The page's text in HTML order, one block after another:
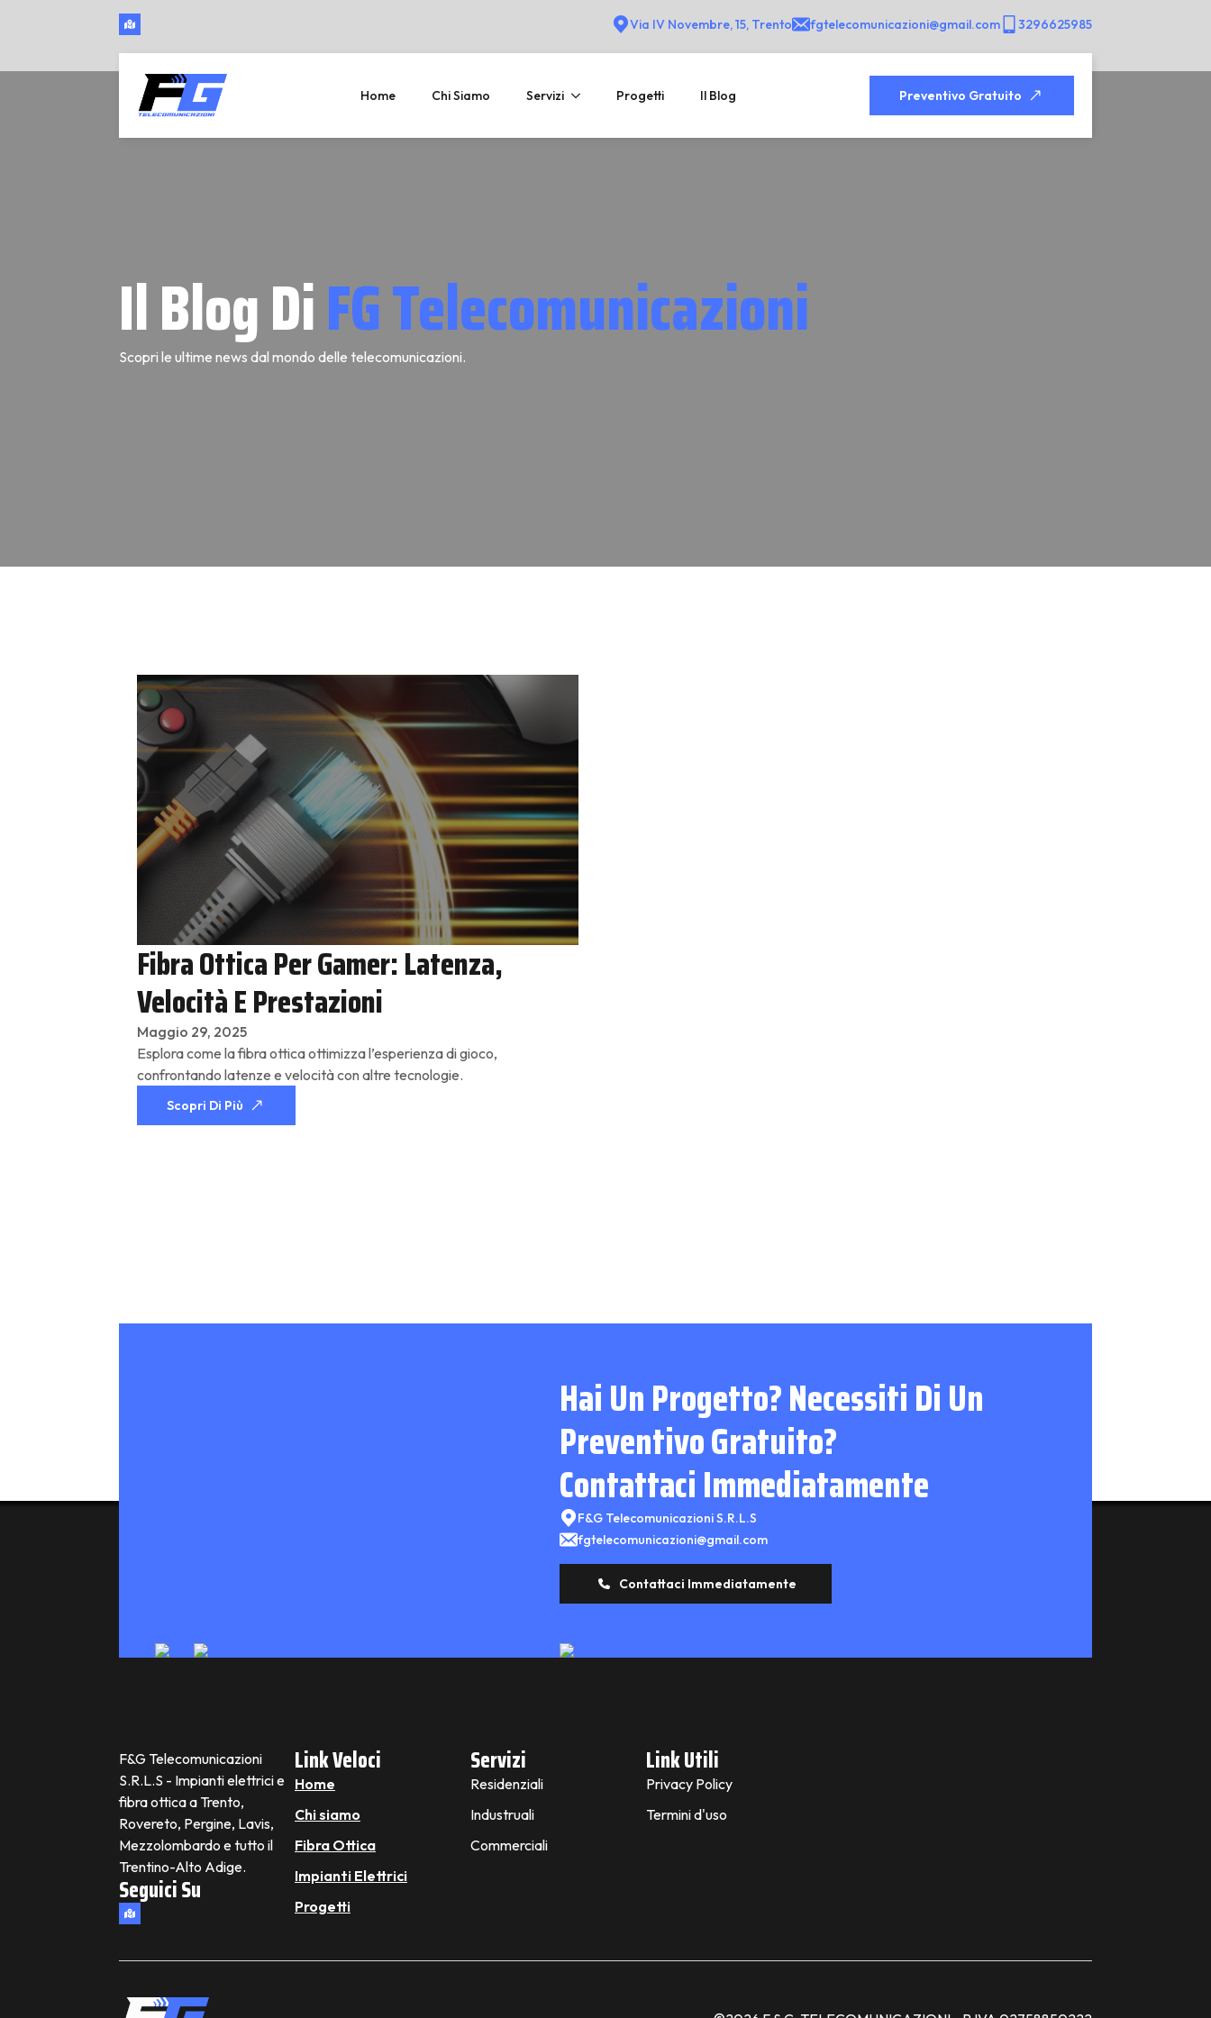
Via IV Novembre, 15, Trento fgtelecomunicazioni@gmail.com 3296625985
Home Chi Siamo Servizi Progetti Il Blog Preventivo Gratuito
Il Blog DiFG Telecomunicazioni
Scopri le ultime news dal mondo delle telecomunicazioni.
Fibra Ottica Per Gamer: Latenza,
Velocità E Prestazioni
Maggio 29, 2025
Esplora come la fibra ottica ottimizza l’esperienza di gioco,
confrontando latenze e velocità con altre tecnologie.
Scopri Di Più
Hai Un Progetto? Necessiti Di Un
Preventivo Gratuito?
Contattaci Immediatamente
F&G Telecomunicazioni S.R.L.S
fgtelecomunicazioni@gmail.com
Contattaci Immediatamente
F&G Telecomunicazioni
S.R.L.S - Impianti elettrici e
fibra ottica a Trento,
Rovereto, Pergine, Lavis,
Mezzolombardo e tutto il
Trentino-Alto Adige.
Seguici Su
Link Veloci
Home
Chi siamo
Fibra Ottica
Impianti Elettrici
Progetti
Servizi
Residenziali
Industruali
Commerciali
Link Utili
Privacy Policy
Termini d'uso